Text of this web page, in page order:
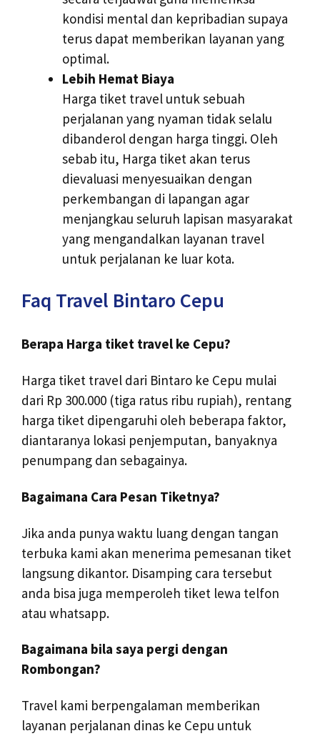
kondisi mental dan kepribadian supaya
terus dapat memberikan layanan yang
optimal.
Lebih Hemat Biaya
Harga tiket travel untuk sebuah
perjalanan yang nyaman tidak selalu
dibanderol dengan harga tinggi. Oleh
sebab itu, Harga tiket akan terus
dievaluasi menyesuaikan dengan
perkembangan di lapangan agar
menjangkau seluruh lapisan masyarakat
yang mengandalkan layanan travel
untuk perjalanan ke luar kota.
Faq Travel Bintaro Cepu
Berapa Harga tiket travel ke Cepu?
Harga tiket travel dari Bintaro ke Cepu mulai
dari Rp 300.000 (tiga ratus ribu rupiah), rentang
harga tiket dipengaruhi oleh beberapa faktor,
diantaranya lokasi penjemputan, banyaknya
penumpang dan sebagainya.
Bagaimana Cara Pesan Tiketnya?
Jika anda punya waktu luang dengan tangan
terbuka kami akan menerima pemesanan tiket
langsung dikantor. Disamping cara tersebut
anda bisa juga memperoleh tiket lewa telfon
atau whatsapp.
Bagaimana bila saya pergi dengan
Rombongan?
Travel kami berpengalaman memberikan
layanan perjalanan dinas ke Cepu untuk